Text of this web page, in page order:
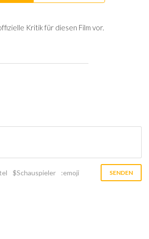
Kritik für diesen Film vor.
$Schauspieler :emoji